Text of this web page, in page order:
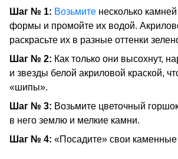
Шаг № 1: Возьмите несколько
формы и промойте их водой.
раскрасьте их в разные оттенки
Шаг № 2: Как только они высохнут,
и звезды белой акриловой краской,
«шипы».
Шаг № 3: Возьмите цветочный
в него землю и мелкие камни.
Шаг № 4: «Посадите» свои каменные